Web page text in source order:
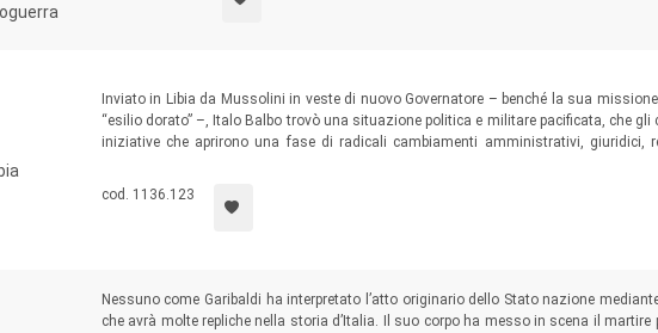
Inviato in Libia da Mussolini in veste di nuovo Governatore – benché la sua
“esilio dorato” –, Italo Balbo trovò una situazione politica e militare pacificata, che
iniziative che aprirono una fase di radicali cambiamenti amministrativi, giuridici,
Questo volume prende in esame l’operato del Governatore ferrarese in Libia (1934-
sue caratteristiche e contraddizioni da una prospettiva nuova e inedita: quella libica.
cod. 1136.123
Nessuno come Garibaldi ha interpretato l’atto originario dello Stato nazione
che avrà molte repliche nella storia d’Italia. Il suo corpo ha messo in scena il martire